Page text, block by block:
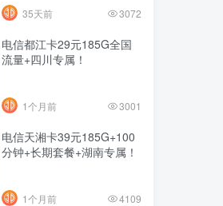
35天前 3072
电信都江卡29元185G全国
流量+四川专属！
1个月前 3001
电信天湘卡39元185G+100
分钟+长期套餐+湖南专属！
1个月前 4109